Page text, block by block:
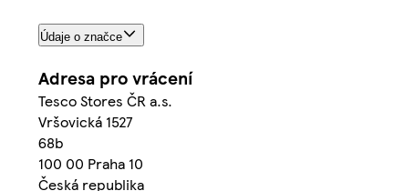
Údaje o značce
Adresa pro vrácení
Tesco Stores ČR a.s.
Vršovická 1527
68b
100 00 Praha 10
Česká republika